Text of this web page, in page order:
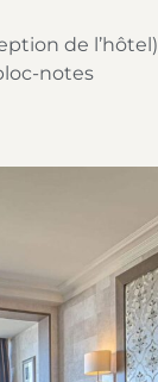
de l’hôtel)
notes